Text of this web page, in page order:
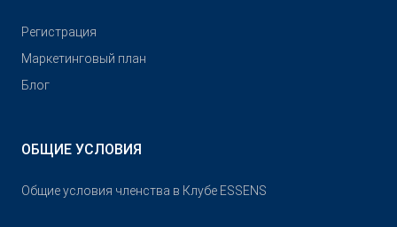
Pегистрация
Маркетинговый план
Блог
ОБЩИЕ УСЛОВИЯ
Общие условия членства в Клубе ESSENS